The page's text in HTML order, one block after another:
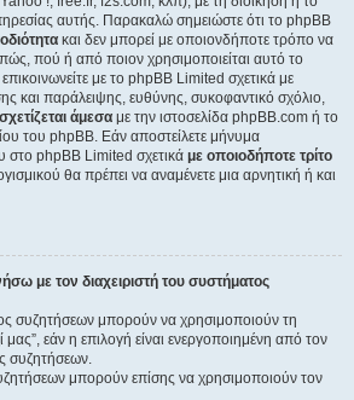
αυτής. Παρακαλώ σημειώστε ότι το phpBB
και δεν μπορεί με οποιονδήποτε τρόπο να
πού ή από ποιον χρησιμοποιείται αυτό το
με το phpBB Limited σχετικά με
και παράλειψης, ευθύνης, συκοφαντικό σχόλιο,
άμεσα με την ιστοσελίδα phpBB.com ή το
του phpBB. Εάν αποστείλετε μήνυμα
στο phpBB Limited σχετικά με οποιοδήποτε τρίτο
θα πρέπει να αναμένετε μια αρνητική ή και
με τον διαχειριστή του συστήματος
συζητήσεων μπορούν να χρησιμοποιούν τη
εάν η επιλογή είναι ενεργοποιημένη από τον
συζητήσεων.
μπορούν επίσης να χρησιμοποιούν τον